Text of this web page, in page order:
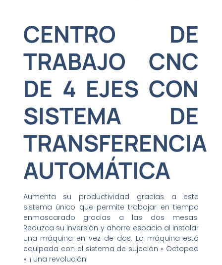
CENTRO DE
TRABAJO CNC
DE 4 EJES CON
SISTEMA DE
TRANSFERENCIA
AUTOMÁTICA
Aumenta su productividad gracias a este
sistema único que permite trabajar en tiempo
enmascarado gracias a las dos mesas.
Reduzca su inversión y ahorre espacio al instalar
una máquina en vez de dos. La máquina está
equipada con el sistema de sujeción « Octopod
»: ¡ una revolución!